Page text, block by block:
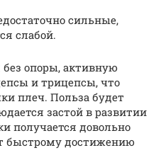
сильные,
слабой.
опоры, активную
и трицепсы, что
плеч. Польза будет
застой в развитии
получается довольно
быстрому достижению